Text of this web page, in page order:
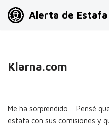
Alerta de Estafa
Klarna.com
Me ha sorprendido… Pensé
estafa con sus comisiones y